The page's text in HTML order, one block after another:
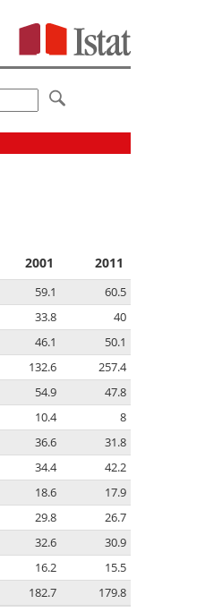
2001 2011
59.1
60.5
33.8
40
46.1
50.1
132.6
257.4
54.9
47.8
10.4
8
36.6
31.8
34.4
42.2
18.6
17.9
29.8
26.7
32.6
30.9
16.2
15.5
182.7 179.8